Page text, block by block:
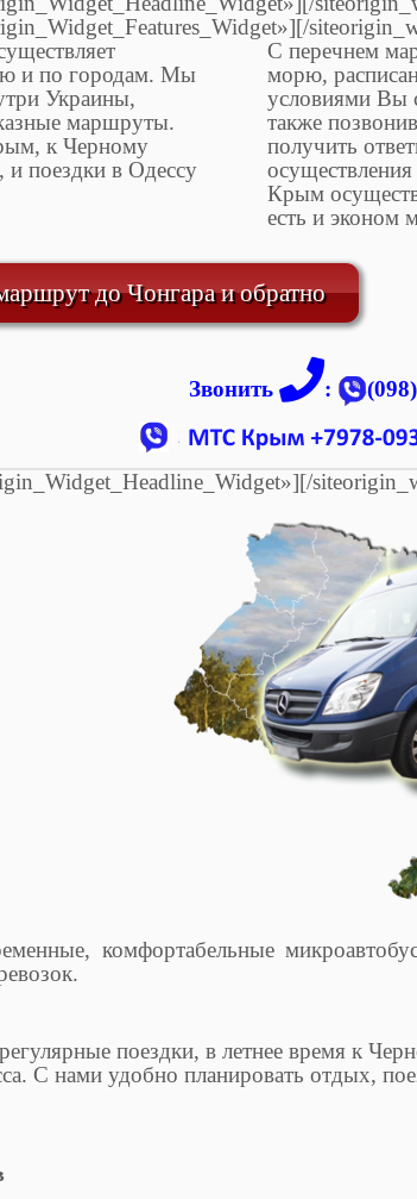
[/
и по городам. Мы
Украины,
маршруты.
к Черному
поездки в Одессу
С перечнем
морю,
условиями Вы
также
получить
Крым
есть и
до Чонгара и обратно
Звонить :
[/
комфортабельные
поездки, в летнее время к
С нами удобно планировать отдых,